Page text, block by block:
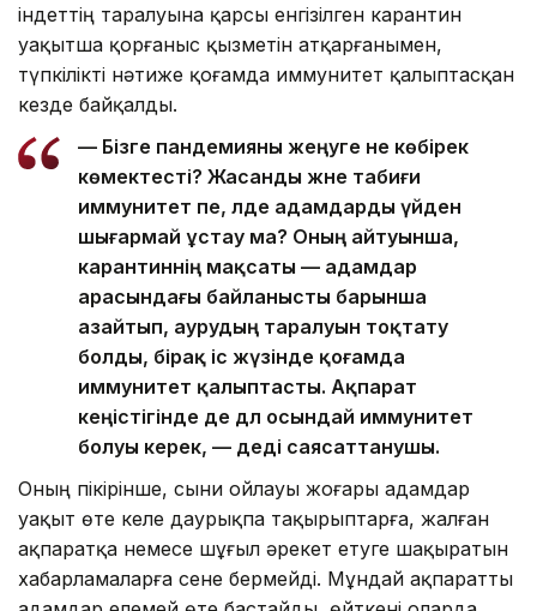
індеттің таралуына қарсы енгізілген карантин
уақытша қорғаныс қызметін атқарғанымен,
түпкілікті нәтиже қоғамда иммунитет қалыптасқан
кезде байқалды.
— Бізге пандемияны жеңуге не көбірек
көмектесті? Жасанды және табиғи
иммунитет пе, әлде адамдарды үйден
шығармай ұстау ма? Оның айтуынша,
карантиннің мақсаты — адамдар
арасындағы байланысты барынша
азайтып, аурудың таралуын тоқтату
болды, бірақ іс жүзінде қоғамда
иммунитет қалыптасты. Ақпарат
кеңістігінде де дәл осындай иммунитет
болуы керек, — деді саясаттанушы.
Оның пікірінше, сыни ойлауы жоғары адамдар
уақыт өте келе даурықпа тақырыптарға, жалған
ақпаратқа немесе шұғыл әрекет етуге шақыратын
хабарламаларға сене бермейді. Мұндай ақпаратты